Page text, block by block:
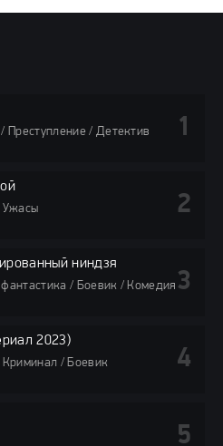
Преступление / Детектив
Ужасы
ниндзя
/ Боевик / Комедия
2023)
/ Боевик